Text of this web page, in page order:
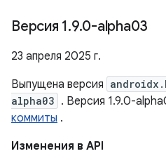
Версия 1.9.0-alpha03
23 апреля 2025 г.
Выпущена версия
alpha03 . Версия 1.9.0-
коммиты .
Изменения в API